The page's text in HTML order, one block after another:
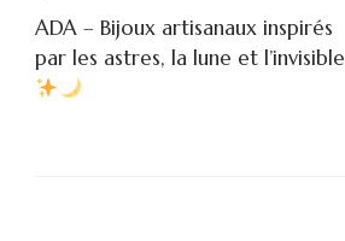
ADA – Bijoux artisanaux inspirés
par les astres, la lune et l’invisible